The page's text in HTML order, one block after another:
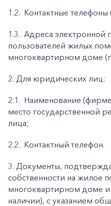
1.2. Контактные
1.3. Адреса электронной
пользователей жилых
многоквартирном доме
2. Для юридических лиц:
2.1. Наименование
место государственной
лица;
2.2. Контактный телефон.
3. Документы,
собственности на жилое
многоквартирном доме
наличии), с указанием